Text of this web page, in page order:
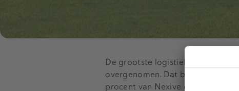
De grootste logistieke
overgenomen. Dat betekent
procent van Nexive die